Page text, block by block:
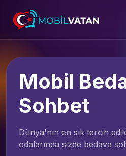
Mobil
Sohbet
Dünya'nın en sık tercih
odalarında sizde bedava